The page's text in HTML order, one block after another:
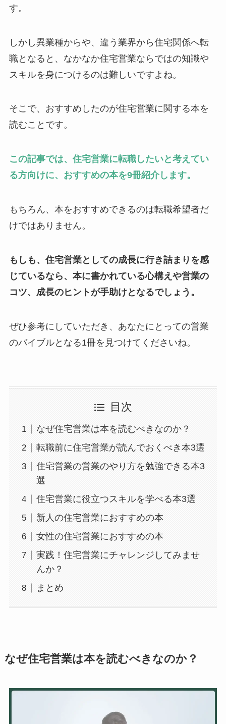
す。
しかし異業種からや、違う業界から住宅関係へ転
職となると、なかなか住宅営業ならではの知識や
スキルを身につけるのは難しいですよね。
そこで、おすすめしたのが住宅営業に関する本を
読むことです。
この記事では、住宅営業に転職したいと考えてい
る方向けに、おすすめの本を9冊紹介します。
もちろん、本をおすすめできるのは転職希望者だ
けではありません。
もしも、住宅営業としての成長に行き詰まりを感
じているなら、本に書かれている心構えや営業の
コツ、成長のヒントが手助けとなるでしょう。
ぜひ参考にしていただき、あなたにとっての営業
のバイブルとなる1冊を見つけてくださいね。
目次
なぜ住宅営業は本を読むべきなのか？
転職前に住宅営業が読んでおくべき本3選
住宅営業の営業のやり方を勉強できる本3
選
住宅営業に役立つスキルを学べる本3選
新人の住宅営業におすすめの本
女性の住宅営業におすすめの本
実践！住宅営業にチャレンジしてみませ
んか？
まとめ
なぜ住宅営業は本を読むべきなのか？